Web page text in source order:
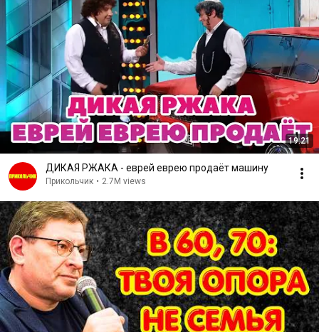
19:21
ДИКАЯ РЖАКА - еврей еврею продаёт машину
Прикольчик • 2.7M views